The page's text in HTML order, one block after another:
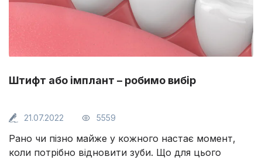
Штифт або імплант – робимо вибір
21.07.2022 5559
Рано чи пізно майже у кожного настає момент,
коли потрібно відновити зуби. Що для цього